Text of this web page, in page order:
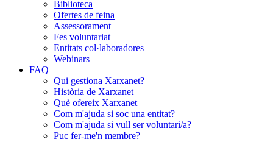
Biblioteca
Ofertes de feina
Assessorament
Fes voluntariat
Entitats col·laboradores
Webinars
FAQ
Qui gestiona Xarxanet?
Història de Xarxanet
Què ofereix Xarxanet
Com m'ajuda si soc una entitat?
Com m'ajuda si vull ser voluntari/a?
Puc fer-me'n membre?